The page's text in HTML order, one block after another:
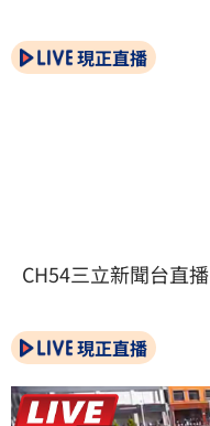
現正直播
CH54三立新聞台直播
現正直播